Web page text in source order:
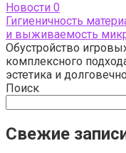
Новости 0
Гигиеничность
и выживаемость
Обустройство
комплексного
эстетика и
Поиск
Свежие